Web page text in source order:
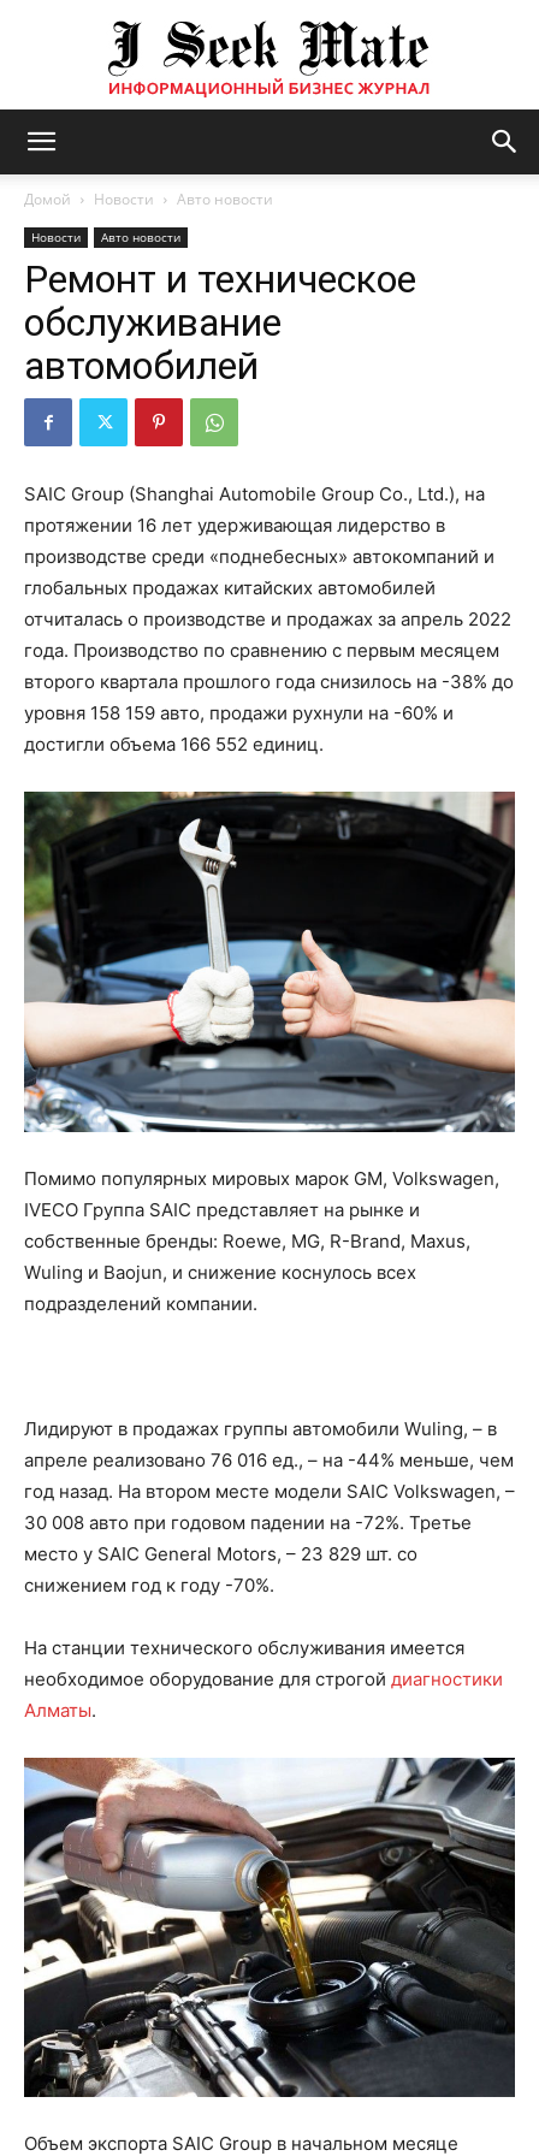
журнал
ISM
Домой Новости Авто новости
Новости Авто новости
Ремонт и техническое
обслуживание
автомобилей
SAIC Group (Shanghai Automobile Group Co., Ltd.), на
протяжении 16 лет удерживающая лидерство в
производстве среди «поднебесных» автокомпаний и
глобальных продажах китайских автомобилей
отчиталась о производстве и продажах за апрель 2022
года. Производство по сравнению с первым месяцем
второго квартала прошлого года снизилось на -38% до
уровня 158 159 авто, продажи рухнули на -60% и
достигли объема 166 552 единиц.
Помимо популярных мировых марок GM, Volkswagen,
IVECO Группа SAIC представляет на рынке и
собственные бренды: Roewe, MG, R-Brand, Maxus,
Wuling и Baojun, и снижение коснулось всех
подразделений компании.
Лидируют в продажах группы автомобили Wuling, – в
апреле реализовано 76 016 ед., – на -44% меньше, чем
год назад. На втором месте модели SAIC Volkswagen, –
30 008 авто при годовом падении на -72%. Третье
место у SAIC General Motors, – 23 829 шт. со
снижением год к году -70%.
На станции технического обслуживания имеется
необходимое оборудование для строгой диагностики
Алматы.
Объем экспорта SAIC Group в начальном месяце